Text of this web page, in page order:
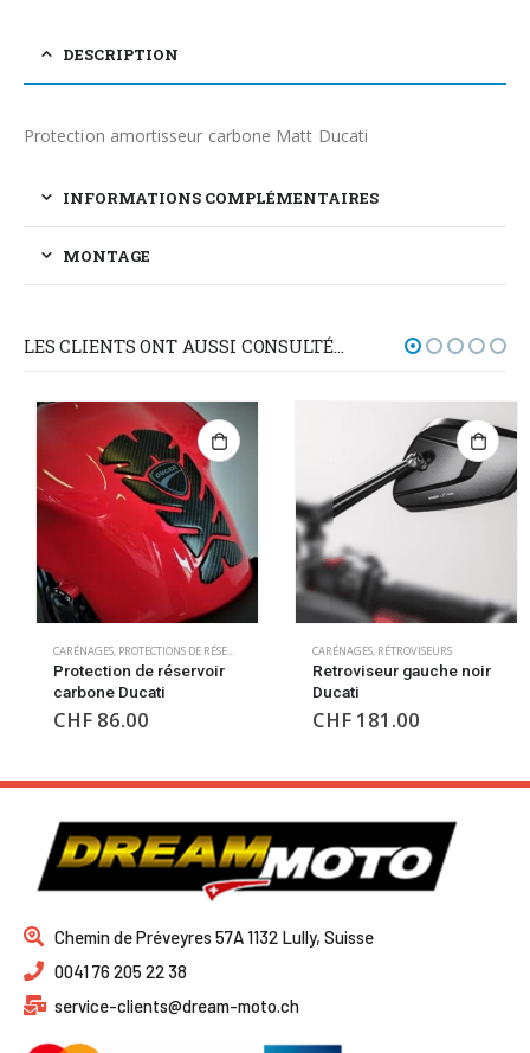
DESCRIPTION
Protection amortisseur carbone Matt Ducati
INFORMATIONS COMPLÉMENTAIRES
MONTAGE
LES CLIENTS ONT AUSSI CONSULTÉ…
CARÉNAGES,PROTECTIONS DE RÉSERVOIR
Protection de réservoir
carbone Ducati
CHF86.00
CARÉNAGES,RÉTROVISEURS
Retroviseur gauche noir
Ducati
CHF181.00
Chemin de Préveyres 57A 1132 Lully, Suisse
0041 76 205 22 38
service-clients@dream-moto.ch